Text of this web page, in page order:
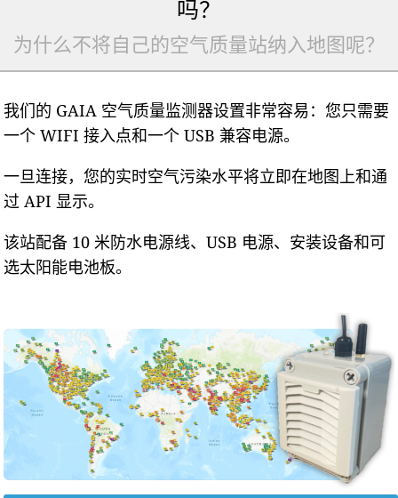
吗？
为什么不将自己的空气质量站纳入地图呢？
我们的 GAIA 空气质量监测器设置非常容易：您只需要
一个 WIFI 接入点和一个 USB 兼容电源。
一旦连接，您的实时空气污染水平将立即在地图上和通
过 API 显示。
该站配备 10 米防水电源线、USB 电源、安装设备和可
选太阳能电池板。